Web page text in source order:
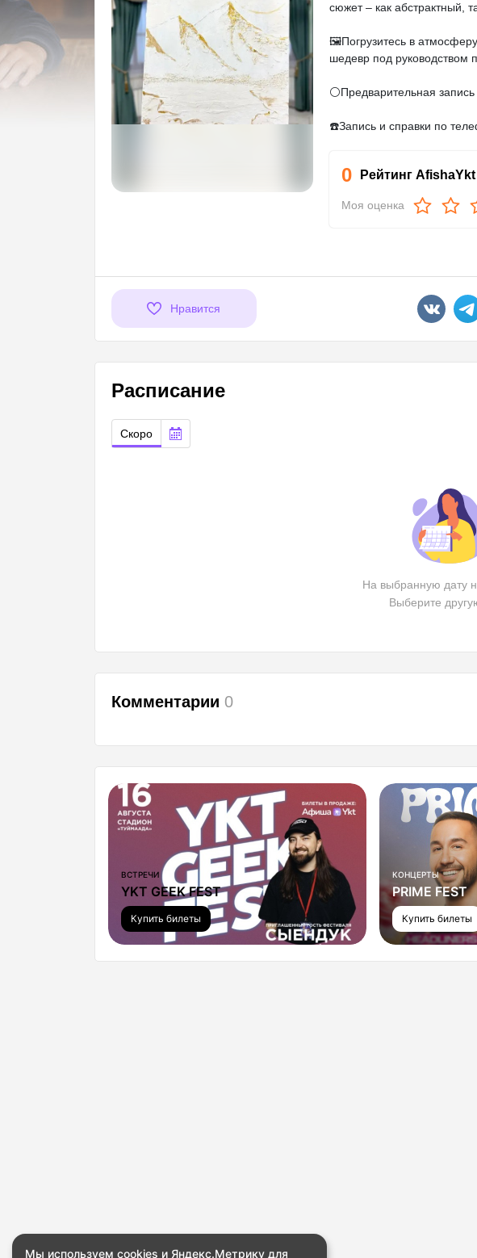
Мы используем cookies и Яндекс.Метрику для
сюжет – как абстрактный,
🖼️Погрузитесь в
шедевр под руководством
⚪Предварительная
☎️Запись и справки по
0 Рейтинг AfishaYkt
Моя оценка
Нравится
Расписание
Скоро
На выбранную дату
Выберите
Комментарии 0
КОНЦЕРТЫ
PRIME FEST
Купить билеты
КОНЦЕРТЫ
Надежда
Купить билеты